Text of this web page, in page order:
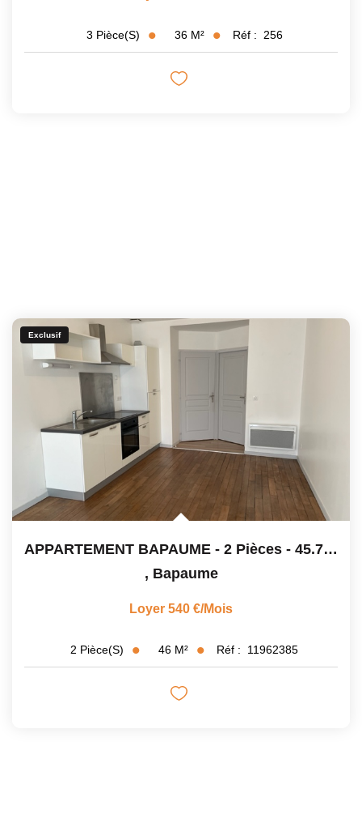
3 Pièce(s) 36 M² Réf : 256
Exclusif
APPARTEMENT BAPAUME - 2 Pièces - 45.76 M2
, Bapaume
Loyer 540 €/mois
2 Pièce(s) 46 M² Réf : 11962385